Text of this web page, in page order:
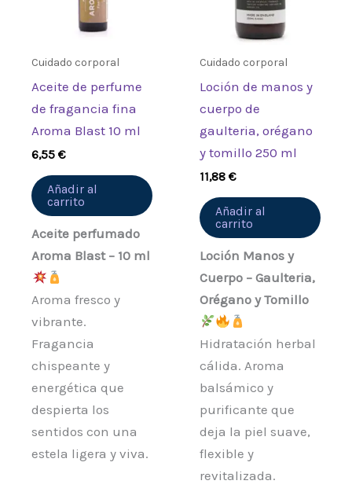
Cuidado corporal
Aceite de perfume
de fragancia fina
Aroma Blast 10 ml
6,55€
Añadir al
carrito
Aceite perfumado
Aroma Blast – 10 ml
Aroma fresco y
vibrante.
Fragancia
chispeante y
energética que
despierta los
sentidos con una
estela ligera y viva.
Cuidado corporal
Loción de manos y
cuerpo de
gaulteria, orégano
y tomillo 250 ml
11,88€
Añadir al
carrito
Loción Manos y
Cuerpo – Gaulteria,
Orégano y Tomillo
Hidratación herbal
cálida. Aroma
balsámico y
purificante que
deja la piel suave,
flexible y
revitalizada.